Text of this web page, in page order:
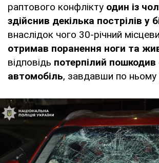
раптового конфлікту один із
здійснив декілька пострілів у
внаслідок чого 30-річний
отримав поранення ноги та
відповідь потерпілий пошкодив
автомобіль, завдавши по ньому